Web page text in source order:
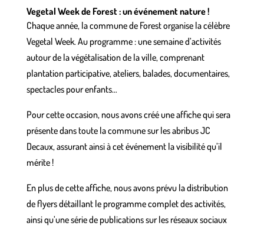
Vegetal Week de Forest : un événement nature !
Chaque année, la commune de Forest organise la célèbre
Vegetal Week. Au programme : une semaine d’activités
autour de la végétalisation de la ville, comprenant
plantation participative, ateliers, balades, documentaires,
spectacles pour enfants…
Pour cette occasion, nous avons créé une affiche qui sera
présente dans toute la commune sur les abribus JC
Decaux, assurant ainsi à cet événement la visibilité qu’il
mérite !
En plus de cette affiche, nous avons prévu la distribution
de flyers détaillant le programme complet des activités,
ainsi qu’une série de publications sur les réseaux sociaux